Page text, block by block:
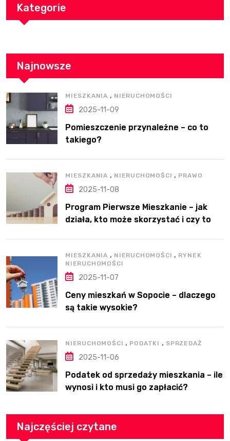
Kategorie
Najnowsze
MIESZKANIA , NIERUCHOMOŚCI
2025-11-09
Pomieszczenie przynależne – co to
takiego?
MIESZKANIA , NIERUCHOMOŚCI , PRAWO
2025-11-08
Program Pierwsze Mieszkanie – jak
działa, kto może skorzystać i czy to
MIESZKANIA , NIERUCHOMOŚCI , RYNEK
NIERUCHOMOŚCI
2025-11-07
Ceny mieszkań w Sopocie – dlaczego
są takie wysokie?
NIERUCHOMOŚCI , PODATKI , SPRZEDAŻ
2025-11-06
Podatek od sprzedaży mieszkania – ile
wynosi i kto musi go zapłacić?
Najczęściej czytane